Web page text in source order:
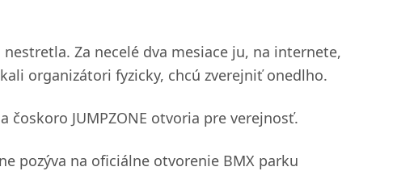
Za necelé dva mesiace ju, na internete,
organizátori fyzicky, chcú zverejniť onedlho.
JUMPZONE otvoria pre verejnosť.
pozýva na oficiálne otvorenie BMX parku